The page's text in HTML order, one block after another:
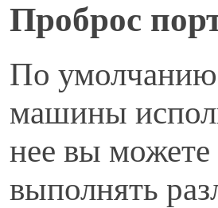
Проброс
По умолчанию
машины
нее вы можете
выполнять